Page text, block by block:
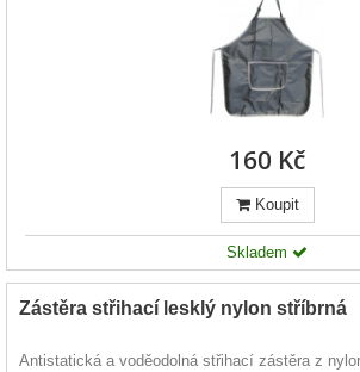
160 Kč
Koupit
Skladem
Zástěra střihací lesklý nylon stříbrná
Antistatická a voděodolná střihací zástěra z